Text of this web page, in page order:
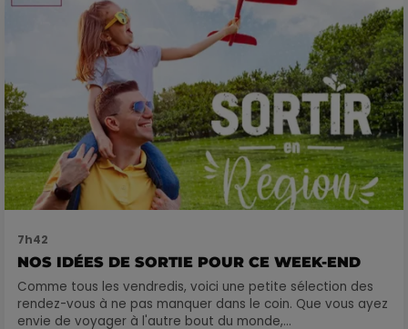
7h42
NOS IDÉES DE SORTIE POUR CE WEEK-END
Comme tous les vendredis, voici une petite sélection des
rendez-vous à ne pas manquer dans le coin. Que vous ayez
envie de voyager à l'autre bout du monde,...